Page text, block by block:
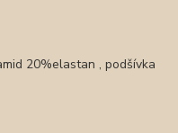
20%elastan , podšívka